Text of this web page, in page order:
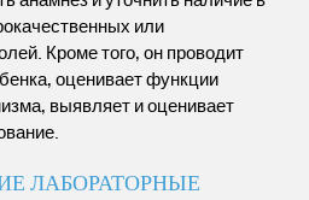
или
Кроме того, он проводит
оценивает функции
выявляет и оценивает
ЛАБОРАТОРНЫЕ